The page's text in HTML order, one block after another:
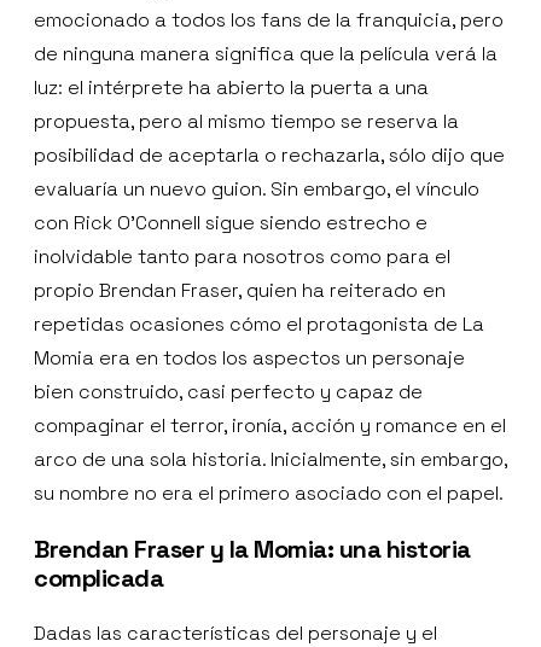
emocionado a todos los fans de la franquicia, pero
de ninguna manera significa que la película verá la
luz: el intérprete ha abierto la puerta a una
propuesta, pero al mismo tiempo se reserva la
posibilidad de aceptarla o rechazarla, sólo dijo que
evaluaría un nuevo guion. Sin embargo, el vínculo
con Rick O’Connell sigue siendo estrecho e
inolvidable tanto para nosotros como para el
propio Brendan Fraser, quien ha reiterado en
repetidas ocasiones cómo el protagonista de La
Momia era en todos los aspectos un personaje
bien construido, casi perfecto y capaz de
compaginar el terror, ironía, acción y romance en el
arco de una sola historia. Inicialmente, sin embargo,
su nombre no era el primero asociado con el papel.
Brendan Fraser y la Momia: una historia
complicada
Dadas las características del personaje y el